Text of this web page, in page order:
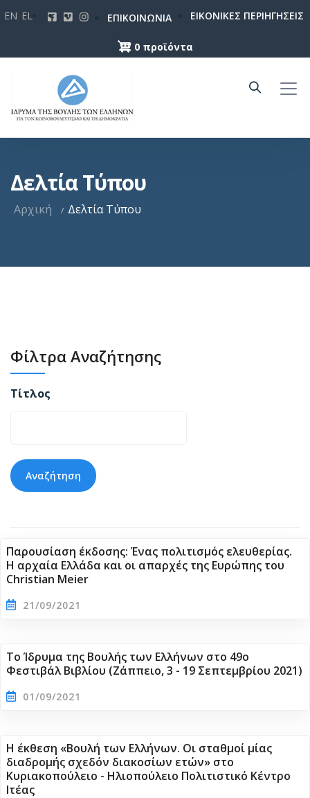
κυρίως
περιεχόμενο
EN EL ΕΠΙΚΟΙΝΩΝΙΑ ΕΙΚΟΝΙΚΕΣ ΠΕΡΙΗΓΗΣΕΙΣ
0 προϊόντα
Δελτία Τύπου
Αρχική Δελτία Τύπου
Φίλτρα Αναζήτησης
Τίτλος
Παρουσίαση έκδοσης: Ένας πολιτισμός ελευθερίας.
Η αρχαία Ελλάδα και οι απαρχές της Ευρώπης του
Christian Meier
21/09/2021
Το Ίδρυμα της Βουλής των Ελλήνων στο 49ο
Φεστιβάλ Βιβλίου (Ζάππειο, 3 - 19 Σεπτεμβρίου 2021)
01/09/2021
Η έκθεση «Βουλή των Ελλήνων. Οι σταθμοί μίας
διαδρομής σχεδόν διακοσίων ετών» στο
Κυριακοπούλειο - Ηλιοπούλειο Πολιτιστικό Κέντρο
Ιτέας